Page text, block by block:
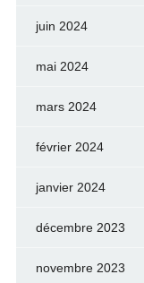
juin 2024
mai 2024
mars 2024
février 2024
janvier 2024
décembre 2023
novembre 2023